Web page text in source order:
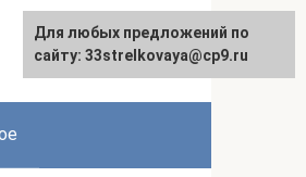
Для любых предложений по
сайту: 33strelkovaya@cp9.ru